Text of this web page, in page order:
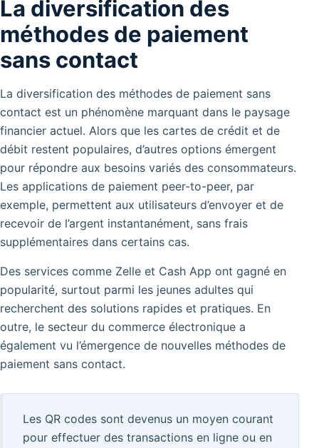
La diversification des
méthodes de paiement
sans contact
La diversification des méthodes de paiement sans
contact est un phénomène marquant dans le paysage
financier actuel. Alors que les cartes de crédit et de
débit restent populaires, d’autres options émergent
pour répondre aux besoins variés des consommateurs.
Les applications de paiement peer-to-peer, par
exemple, permettent aux utilisateurs d’envoyer et de
recevoir de l’argent instantanément, sans frais
supplémentaires dans certains cas.
Des services comme Zelle et Cash App ont gagné en
popularité, surtout parmi les jeunes adultes qui
recherchent des solutions rapides et pratiques. En
outre, le secteur du commerce électronique a
également vu l’émergence de nouvelles méthodes de
paiement sans contact.
Les QR codes sont devenus un moyen courant
pour effectuer des transactions en ligne ou en